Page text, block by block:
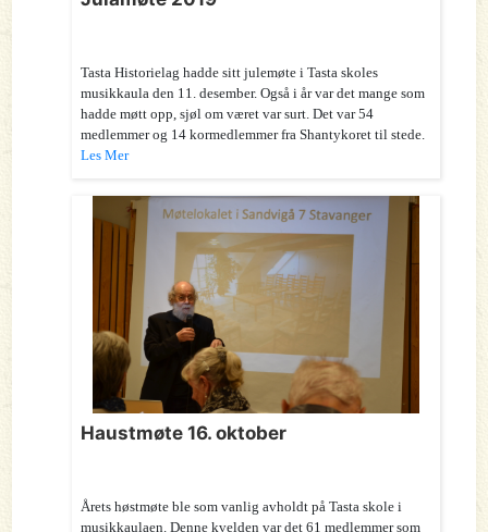
Tasta Historielag hadde sitt julemøte i Tasta skoles
musikkaula den 11. desember. Også i år var det mange som
hadde møtt opp, sjøl om været var surt. Det var 54
medlemmer og 14 kormedlemmer fra Shantykoret til stede.
Les Mer
Haustmøte 16. oktober
Årets høstmøte ble som vanlig avholdt på Tasta skole i
musikkaulaen. Denne kvelden var det 61 medlemmer som